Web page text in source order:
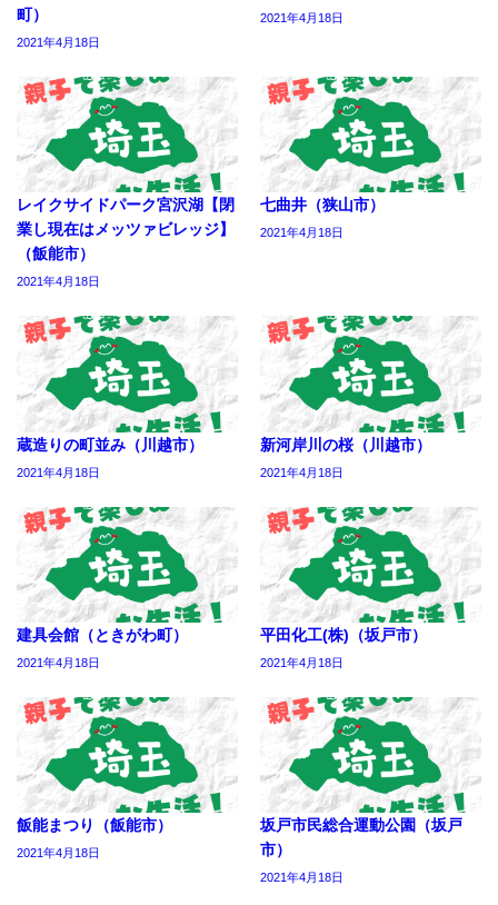
町）
2021年4月18日
2021年4月18日
レイクサイドパーク宮沢湖【閉
業し現在はメッツァビレッジ】
（飯能市）
2021年4月18日
七曲井（狭山市）
2021年4月18日
蔵造りの町並み（川越市）
2021年4月18日
新河岸川の桜（川越市）
2021年4月18日
建具会館（ときがわ町）
2021年4月18日
平田化工(株)（坂戸市）
2021年4月18日
飯能まつり（飯能市）
2021年4月18日
坂戸市民総合運動公園（坂戸
市）
2021年4月18日